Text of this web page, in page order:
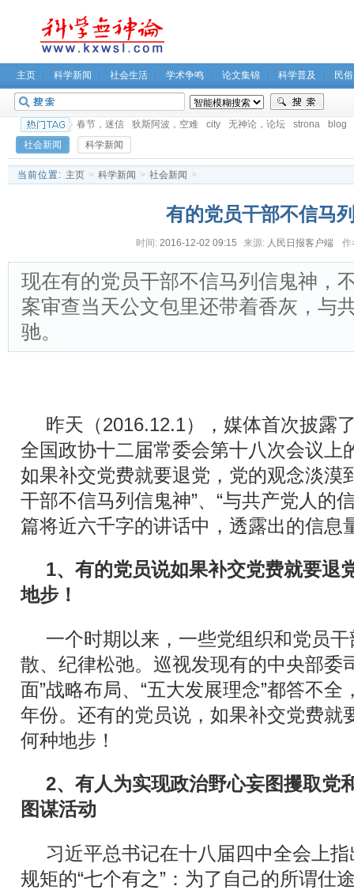
主页 科学新闻 社会生活 学术争鸣 论文集锦 科学普及 民
春节，迷信 狄斯阿波，空难 city 无神论，论坛 strona
blog
社会新闻
科学新闻
当前位置: 主页 > 科学新闻 > 社会新闻 >
有的党员干部不信马
时间: 2016-12-02 09:15 来源: 人民日报客户端 作
现在有的党员干部不信马列信鬼神，
案审查当天公文包里还带着香灰，与
驰。
昨天（2016.12.1），媒体首次披露
全国政协十二届常委会第十八次会议上
如果补交党费就要退党，党的观念淡漠
干部不信马列信鬼神”、“与共产党人的
篇将近六千字的讲话中，透露出的信息
1、有的党员说如果补交党费就要退
地步！
一个时期以来，一些党组织和党员
散、纪律松弛。巡视发现有的中央部委
面”战略布局、“五大发展理念”都答不
年份。还有的党员说，如果补交党费就
何种地步！
2、有人为实现政治野心妄图攫取党
图谋活动
习近平总书记在十八届四中全会上
规矩的“七个有之”：为了自己的所谓仕